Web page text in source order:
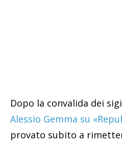
Dopo la convalida dei
Alessio Gemma su
provato subito a